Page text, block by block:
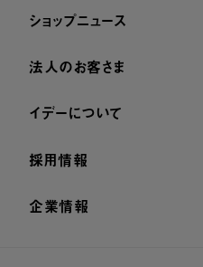
ショップニュース
法人のお客さま
イデーについて
採用情報
企業情報